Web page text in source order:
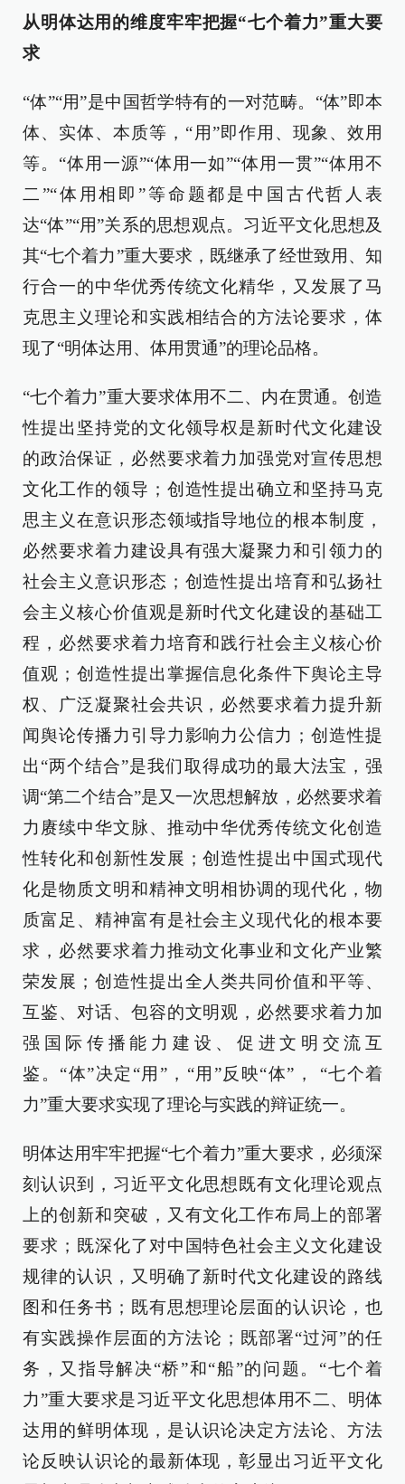
从明体达用的维度牢牢把握“七个着力”重大要
求
“体”“用”是中国哲学特有的一对范畴。“体”即本
体、实体、本质等，“用”即作用、现象、效用
等。“体用一源”“体用一如”“体用一贯”“体用不
二”“体用相即”等命题都是中国古代哲人表
达“体”“用”关系的思想观点。习近平文化思想及
其“七个着力”重大要求，既继承了经世致用、知
行合一的中华优秀传统文化精华，又发展了马
克思主义理论和实践相结合的方法论要求，体
现了“明体达用、体用贯通”的理论品格。
“七个着力”重大要求体用不二、内在贯通。创造
性提出坚持党的文化领导权是新时代文化建设
的政治保证，必然要求着力加强党对宣传思想
文化工作的领导；创造性提出确立和坚持马克
思主义在意识形态领域指导地位的根本制度，
必然要求着力建设具有强大凝聚力和引领力的
社会主义意识形态；创造性提出培育和弘扬社
会主义核心价值观是新时代文化建设的基础工
程，必然要求着力培育和践行社会主义核心价
值观；创造性提出掌握信息化条件下舆论主导
权、广泛凝聚社会共识，必然要求着力提升新
闻舆论传播力引导力影响力公信力；创造性提
出“两个结合”是我们取得成功的最大法宝，强
调“第二个结合”是又一次思想解放，必然要求着
力赓续中华文脉、推动中华优秀传统文化创造
性转化和创新性发展；创造性提出中国式现代
化是物质文明和精神文明相协调的现代化，物
质富足、精神富有是社会主义现代化的根本要
求，必然要求着力推动文化事业和文化产业繁
荣发展；创造性提出全人类共同价值和平等、
互鉴、对话、包容的文明观，必然要求着力加
强国际传播能力建设、促进文明交流互
鉴。“体”决定“用”，“用”反映“体”， “七个着
力”重大要求实现了理论与实践的辩证统一。
明体达用牢牢把握“七个着力”重大要求，必须深
刻认识到，习近平文化思想既有文化理论观点
上的创新和突破，又有文化工作布局上的部署
要求；既深化了对中国特色社会主义文化建设
规律的认识，又明确了新时代文化建设的路线
图和任务书；既有思想理论层面的认识论，也
有实践操作层面的方法论；既部署“过河”的任
务，又指导解决“桥”和“船”的问题。“七个着
力”重大要求是习近平文化思想体用不二、明体
达用的鲜明体现，是认识论决定方法论、方法
论反映认识论的最新体现，彰显出习近平文化